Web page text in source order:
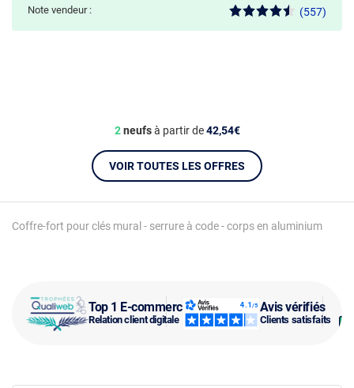
Top 1 E-commerce
Relation client digitale
Avis vérifiés
Clients satisfaits
Coffre-fort pour clés mural - serrure à code - corps en aluminium
Note vendeur : (557)
2neufsà partir de42,54€
VOIR TOUTES LES OFFRES